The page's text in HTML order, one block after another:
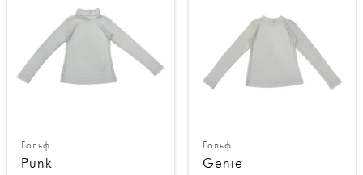
Гольф
Punk
Гольф
Genie